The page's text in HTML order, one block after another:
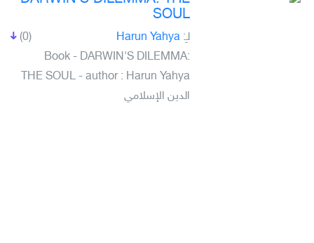
SOUL
(0) لـِ: Harun Yahya
Book - DARWIN'S DILEMMA:
THE SOUL - author : Harun Yahya
الدين الإسلامي